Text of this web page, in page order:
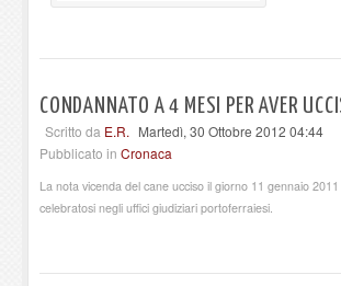
CONDANNATO A 4 MESI PER AVER
Scritto da E.R. Martedì, 30 Ottobre 2012 04:44
Pubblicato in Cronaca
La nota vicenda del cane ucciso il giorno 11 gennaio
celebratosi negli uffici giudiziari portoferraiesi.